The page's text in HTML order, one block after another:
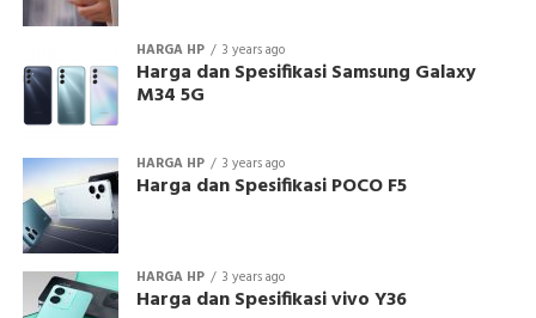
HARGA HP 3 years ago
Harga dan Spesifikasi Samsung Galaxy
M34 5G
HARGA HP 3 years ago
Harga dan Spesifikasi POCO F5
HARGA HP 3 years ago
Harga dan Spesifikasi vivo Y36